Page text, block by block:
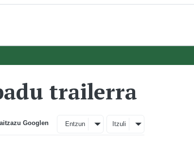
trailerra
Googlen Entzun Itzuli